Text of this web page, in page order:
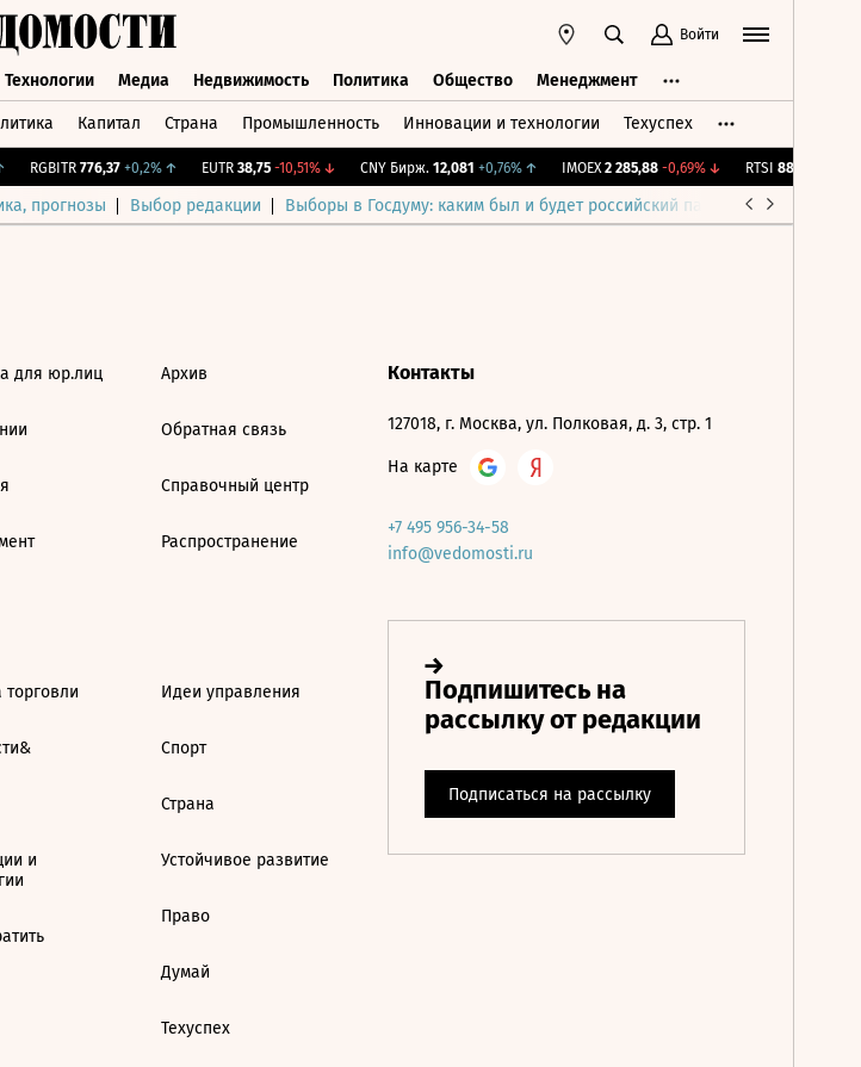
Войти
Технологии Медиа Недвижимость Политика Общество Менеджмент
Капитал Страна Промышленность Инновации и технологии Техуспех
RGBITR 776,37 +0,2%↑ EUTR 38,75 -10,51%↓ CNY Бирж. 12,081 +0,76%↑ IMOEX 2 285,88 -0,69%↓ RTSI 884,56
прогнозы Выбор редакции Выборы в Госдуму: каким был и будет российский парламент
для юр.лиц Архив
Обратная связь
Справочный центр
Распространение
и
Идеи управления
Спорт
Страна
Устойчивое развитие
Право
Думай
Техуспех
Контакты
127018, г. Москва, ул. Полковая, д. 3, стр. 1
На карте
+7 495 956-34-58
info@vedomosti.ru